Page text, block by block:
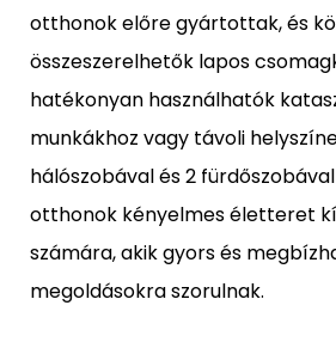
otthonok előre gyártottak, és
összeszerelhetők lapos
hatékonyan használhatók
munkákhoz vagy távoli
hálószobával és 2
otthonok kényelmes életteret
számára, akik gyors és
megoldásokra szorulnak.